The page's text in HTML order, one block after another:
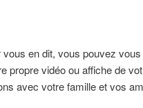
vous en dit, vous pouvez
propre vidéo ou affiche de
avec votre famille et vos